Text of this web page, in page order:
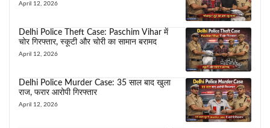
April 12, 2026
Delhi Police Theft Case: Paschim Vihar में
चोर गिरफ्तार, स्कूटी और चोरी का सामान बरामद
April 12, 2026
Delhi Police Murder Case: 35 साल बाद खुला
राज, फरार आरोपी गिरफ्तार
April 12, 2026